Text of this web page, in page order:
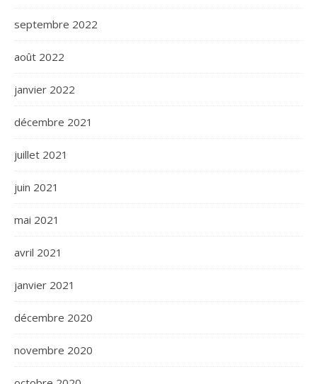
septembre 2022
août 2022
janvier 2022
décembre 2021
juillet 2021
juin 2021
mai 2021
avril 2021
janvier 2021
décembre 2020
novembre 2020